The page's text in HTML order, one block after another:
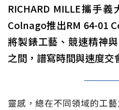
RICHARD MILLE攜手
Colnago推出RM 64-01
將製錶工藝、競速精神
之間，譜寫時間與速度交
靈感，總在不同領域的工